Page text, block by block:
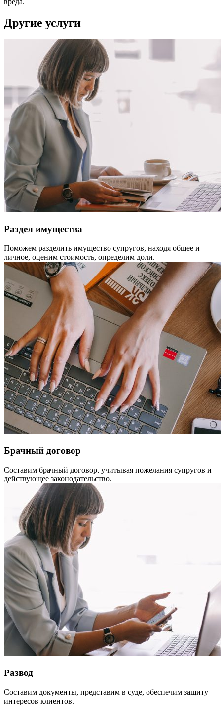
вреда.
Другие услуги
Раздел имущества
Поможем разделить имущество супругов, находя общее и
личное, оценим стоимость, определим доли.
Брачный договор
Составим брачный договор, учитывая пожелания супругов и
действующее законодательство.
Развод
Составим документы, представим в суде, обеспечим защиту
интересов клиентов.